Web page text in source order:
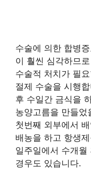
수술에 의한 합병
이 훨씬 심각하므
수술적 처치가 필
절제 수술을 시행
후 수일간 금식을
농양고름을 만들
첫번째 외부에서
배농을 하고 항생
일주일에서 수개
경우도 있습니다.